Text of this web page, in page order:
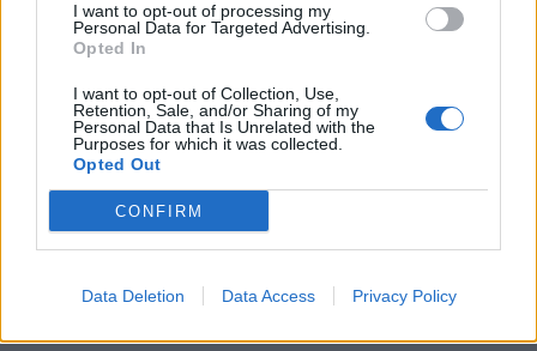
I want to opt-out of processing my
Personal Data for Targeted Advertising.
Opted In
I want to opt-out of Collection, Use,
Retention, Sale, and/or Sharing of my
Personal Data that Is Unrelated with the
Purposes for which it was collected.
Opted Out
CONFIRM
Data Deletion Data Access Privacy Policy
Terms & Privacy Menu
Όροι Χρήσης Πολιτική Απορρήτου
Η εταιρεία
Ιστορικό
Διεθνής Παρουσία
Κοινωνική Ευθύνη
Έκθεση Εικόνων